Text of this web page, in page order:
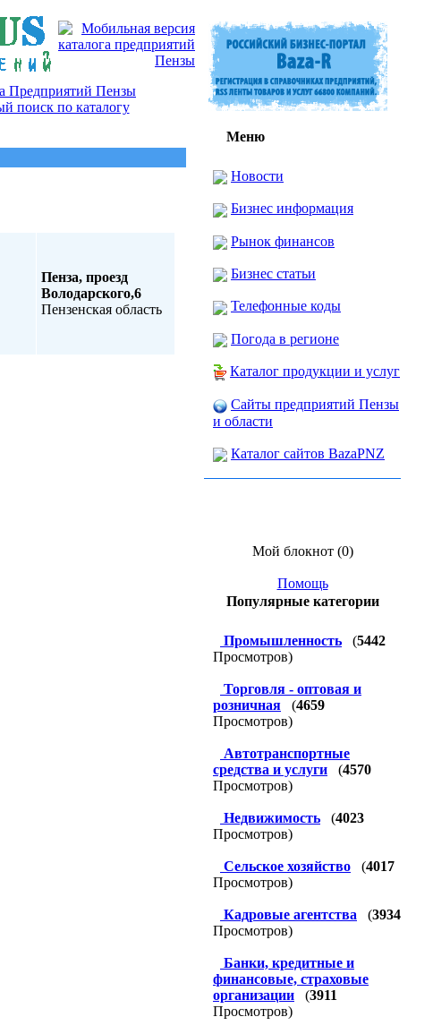
Пенза, проезд
Володарского,6
Пензенская область
Меню
Новости
Бизнес информация
Рынок финансов
Бизнес статьи
Телефонные коды
Погода в регионе
Каталог продукции и услуг
Сайты предприятий Пензы
и области
Каталог сайтов BazaPNZ
Мой блокнот (0)
Помощь
Популярные категории
Промышленность (5442
Просмотров)
Торговля - оптовая и
розничная
(4659
Просмотров)
Автотранспортные
средства и услуги
(4570
Просмотров)
Недвижимость (4023
Просмотров)
Сельское хозяйство (4017
Просмотров)
Кадровые агентства (3934
Просмотров)
Банки, кредитные и
финансовые, страховые
организации
(3911
Просмотров)